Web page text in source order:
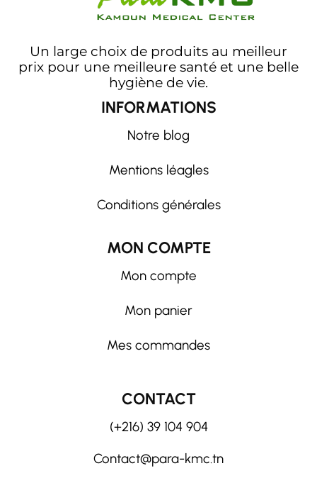
Un large choix de produits au meilleur
prix pour une meilleure santé et une belle
hygiène de vie.
INFORMATIONS
Notre blog
Mentions léagles
Conditions générales
MON COMPTE
Mon compte
Mon panier
Mes commandes
CONTACT
(+216) 39 104 904
Contact@para-kmc.tn